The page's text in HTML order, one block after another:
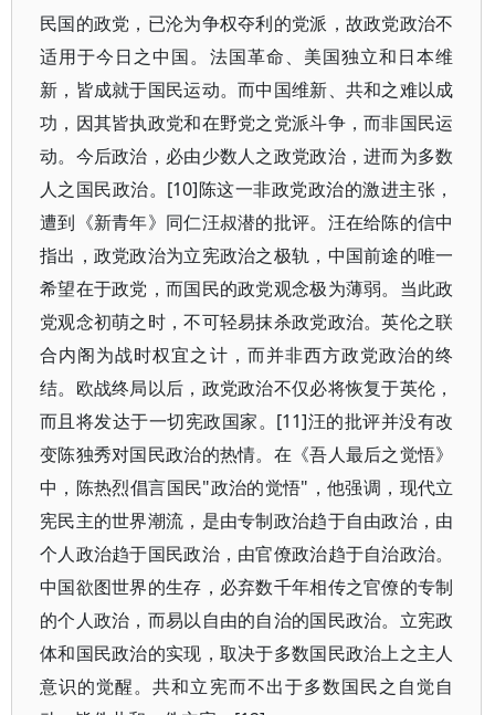
民国的政党，已沦为争权夺利的党派，故政党政治不
适用于今日之中国。法国革命、美国独立和日本维
新，皆成就于国民运动。而中国维新、共和之难以成
功，因其皆执政党和在野党之党派斗争，而非国民运
动。今后政治，必由少数人之政党政治，进而为多数
人之国民政治。[10]陈这一非政党政治的激进主张，
遭到《新青年》同仁汪叔潜的批评。汪在给陈的信中
指出，政党政治为立宪政治之极轨，中国前途的唯一
希望在于政党，而国民的政党观念极为薄弱。当此政
党观念初萌之时，不可轻易抹杀政党政治。英伦之联
合内阁为战时权宜之计，而并非西方政党政治的终
结。欧战终局以后，政党政治不仅必将恢复于英伦，
而且将发达于一切宪政国家。[11]汪的批评并没有改
变陈独秀对国民政治的热情。在《吾人最后之觉悟》
中，陈热烈倡言国民"政治的觉悟"，他强调，现代立
宪民主的世界潮流，是由专制政治趋于自由政治，由
个人政治趋于国民政治，由官僚政治趋于自治政治。
中国欲图世界的生存，必弃数千年相传之官僚的专制
的个人政治，而易以自由的自治的国民政治。立宪政
体和国民政治的实现，取决于多数国民政治上之主人
意识的觉醒。共和立宪而不出于多数国民之自觉自